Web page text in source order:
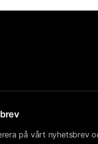
på vårt nyhetsbrev